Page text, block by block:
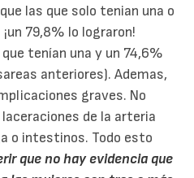
las que solo tenian una o
79,8% lo lograron!
tenían una y un 74,6%
anteriores). Ademas,
graves. No
de la arteria
o intestinos. Todo esto
que no hay evidencia que